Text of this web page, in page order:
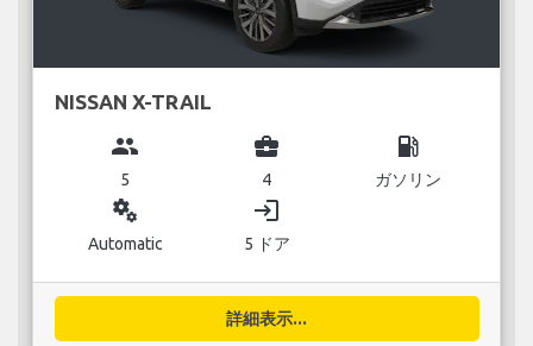
NISSAN X-TRAIL
group
5
business_center
4
local_gas_station
ガソリン
miscellaneous_services
Automatic
login
5 ドア
詳細表示...